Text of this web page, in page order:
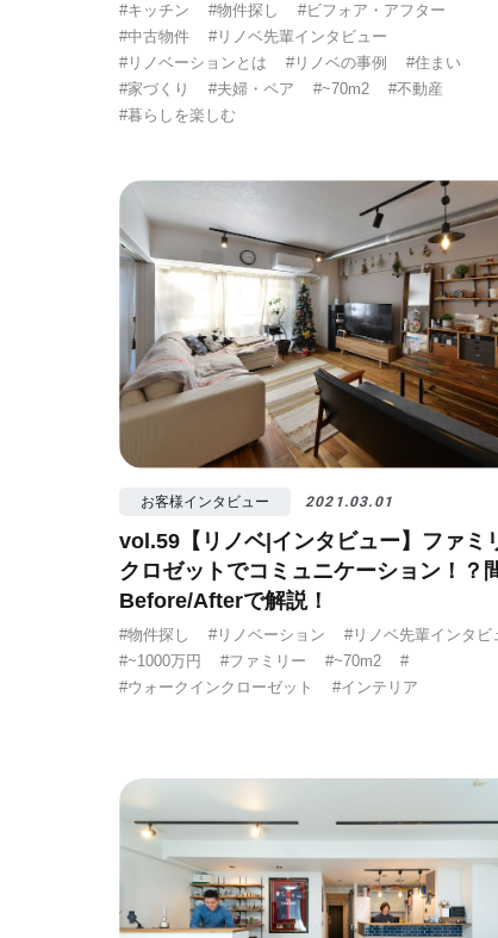
#キッチン #物件探し
#ビフォア・アフター
#中古物件
#リノベ先輩インタビュー
#リノベーションとは
#リノベの事例
#住まい
#家づくり
#夫婦・ペア #~70m2
#不動産
#暮らしを楽しむ
お客様インタビュー 2021.03.01
vol.59【リノベ|インタビュー】ファミ
クロゼットでコミュニケーション！？
Before/Afterで解説！
#物件探し #リノベーション
#リノベ先輩インタビ
#~1000万円
#ファミリー #~70m2
#
#ウォークインクローゼット
#インテリア